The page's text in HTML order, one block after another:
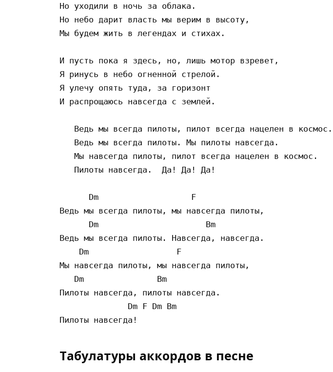
Но уходили в ночь за облака.
Но небо дарит власть мы верим в высоту,
Мы будем жить в легендах и стихах.
И пусть пока я здесь, но, лишь мотор взревет,
Я ринусь в небо огненной стрелой.
Я улечу опять туда, за горизонт
И распрощаюсь навсегда с землей.
   Ведь мы всегда пилоты, пилот всегда нацелен в космос.
   Ведь мы всегда пилоты. Мы пилоты навсегда.
   Мы навсегда пилоты, пилот всегда нацелен в космос.
   Пилоты навсегда.  Да! Да! Да!
      Dm                   F
Ведь мы всегда пилоты, мы навсегда пилоты,
      Dm                      Bm
Ведь мы всегда пилоты. Навсегда, навсегда.
    Dm                  F
Мы навсегда пилоты, мы навсегда пилоты,
   Dm               Bm
Пилоты навсегда, пилоты навсегда.
              Dm F Dm Bm
Табулатуры аккордов в песне